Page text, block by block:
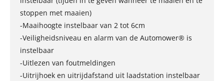
stoppen met maaien)
-Maaihoogte instelbaar van 2 tot 6cm
-Veiligheidsniveau en alarm van de Automower® is
instelbaar
-Uitlezen van foutmeldingen
-Uitrijhoek en uitrijdafstand uit laadstation instelbaar